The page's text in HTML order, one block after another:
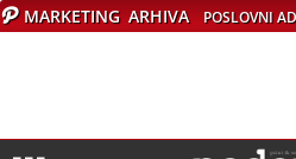
MARKETING ARHIVA POSLOVNI